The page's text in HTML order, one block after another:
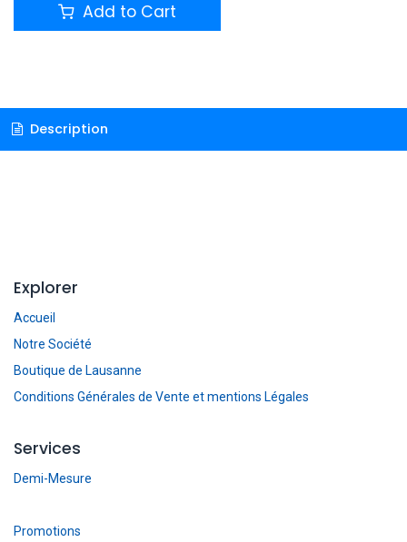
Add to Cart
Description
Explorer
Accueil
Notre Société
Boutique de Lausanne
Conditions Générales de Vente et mentions Légales
Services
Demi-Mesure
Promotions